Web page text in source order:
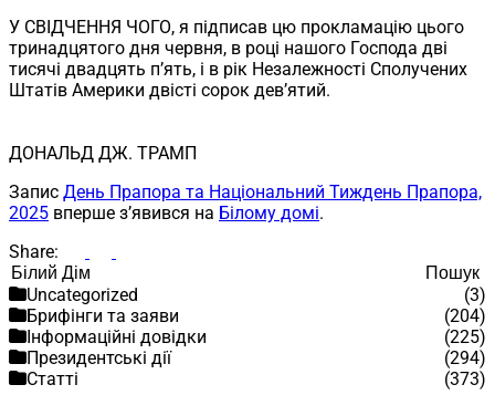
У СВІДЧЕННЯ ЧОГО, я підписав цю прокламацію цього
тринадцятого дня червня, в році нашого Господа дві
тисячі двадцять п’ять, і в рік Незалежності Сполучених
Штатів Америки двісті сорок дев’ятий.
ДОНАЛЬД ДЖ. ТРАМП
Запис День Прапора та Національний Тиждень Прапора,
2025 вперше з’явився на Білому домі.
Share:
Пошук
Пошук
Uncategorized
(3)
Брифінги та заяви
(204)
Інформаційні довідки
(225)
Президентські дії
(294)
Статті
(373)